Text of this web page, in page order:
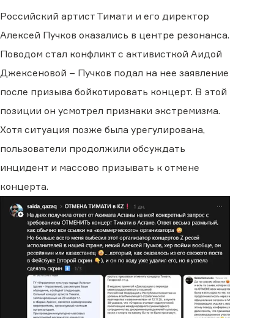
Российский артист Тимати и его директор
Алексей Пучков оказались в центре резонанса.
Поводом стал конфликт с активисткой Аидой
Джексеновой – Пучков подал на нее заявление
после призыва бойкотировать концерт. В этой
позиции он усмотрел признаки экстремизма.
Хотя ситуация позже была урегулирована,
пользователи продолжили обсуждать
инцидент и массово призывать к отмене
концерта.